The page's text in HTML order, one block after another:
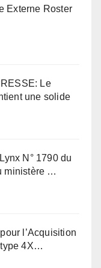
Externe Roster
Le
une solide
N° 1790 du
ministère …
l’Acquisition
type 4X…